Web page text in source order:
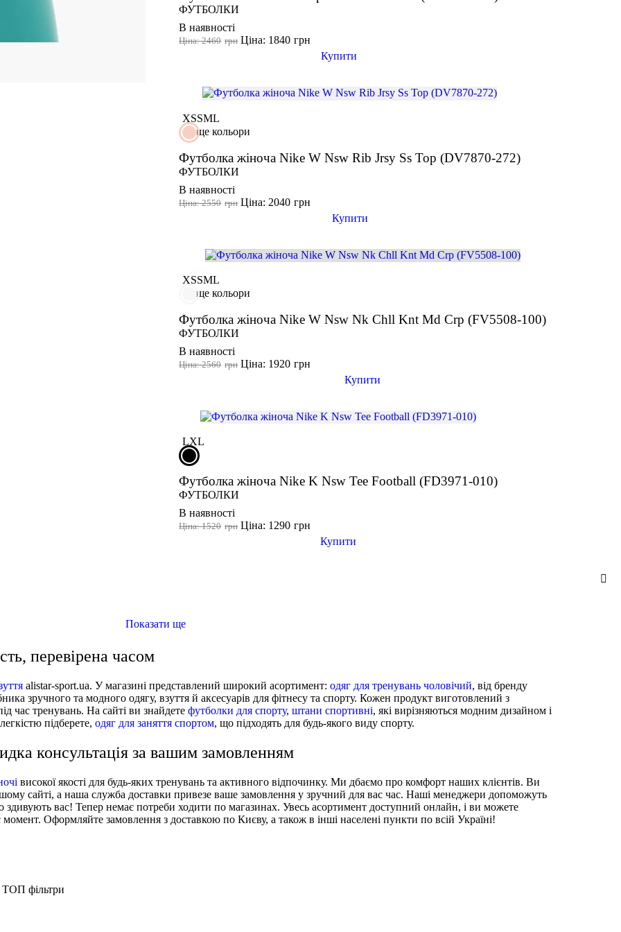
ФУТБОЛКИ
В наявності
грн
Ціна: 2460 грн
Ціна: 1840
Купити
XSSML
ще кольори
Футболка жіноча Nike W Nsw Rib Jrsy Ss Top (DV7870-272)
ФУТБОЛКИ
В наявності
грн
Ціна: 2550 грн
Ціна: 2040
Купити
XSSML
ще кольори
Футболка жіноча Nike W Nsw Nk Chll Knt Md Crp (FV5508-100)
ФУТБОЛКИ
В наявності
грн
Ціна: 2560 грн
Ціна: 1920
Купити
LXL
Футболка жіноча Nike K Nsw Tee Football (FD3971-010)
ФУТБОЛКИ
В наявності
грн
Ціна: 1520 грн
Ціна: 1290
Купити
Показати ще
перевірена часом
alistar-sport.ua. У магазині представлений широкий асортимент: одяг для тренувань чоловічий, від бренду
зручного та модного одягу, взуття й аксесуарів для фітнесу та спорту. Кожен продукт виготовлений з
час тренувань. На сайті ви знайдете футболки для спорту, штани спортивні, які вирізняються модним дизайном і
підберете, одяг для заняття спортом, що підходять для будь-якого виду спорту.
консультація за вашим замовленням
високої якості для будь-яких тренувань та активного відпочинку. Ми дбаємо про комфорт наших клієнтів. Ви
сайті, а наша служба доставки привезе ваше замовлення у зручний для вас час. Наші менеджери допоможуть
здивують вас! Тепер немає потреби ходити по магазинах. Увесь асортимент доступний онлайн, і ви можете
Оформляйте замовлення з доставкою по Києву, а також в інші населені пункти по всій Україні!
ТОП фільтри